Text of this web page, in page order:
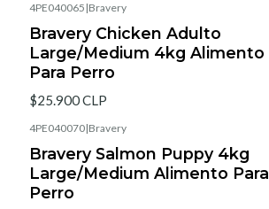
4PE040065 |Bravery
Bravery Chicken Adulto
Large/Medium 4kg Alimento
Para Perro
$25.900 CLP
4PE040070|Bravery
Bravery Salmon Puppy 4kg
Large/Medium Alimento Para
Perro